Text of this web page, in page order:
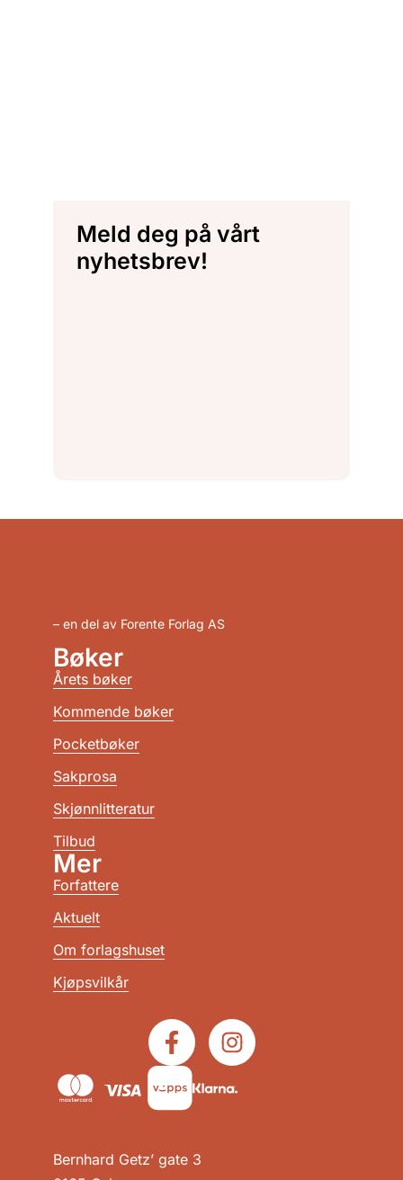
Meld deg på vårt
nyhetsbrev!
– en del av Forente Forlag AS
Bernhard Getz’ gate 3
Bøker
Årets bøker
Kommende bøker
Pocketbøker
Sakprosa
Skjønnlitteratur
Tilbud
Mer
Forfattere
Aktuelt
Om forlagshuset
Kjøpsvilkår